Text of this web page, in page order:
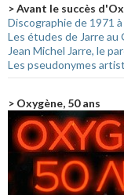
> Avant le succès
Discographie de 1971
Les études de Jarre au
Jean Michel Jarre, le
Les pseudonymes
> Oxygène, 50 ans